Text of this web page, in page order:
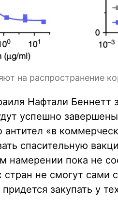
на распространение
Нафтали Беннетт
успешно
антител «в
спасительную
намерении пока не
стран не смогут сами
закупать у